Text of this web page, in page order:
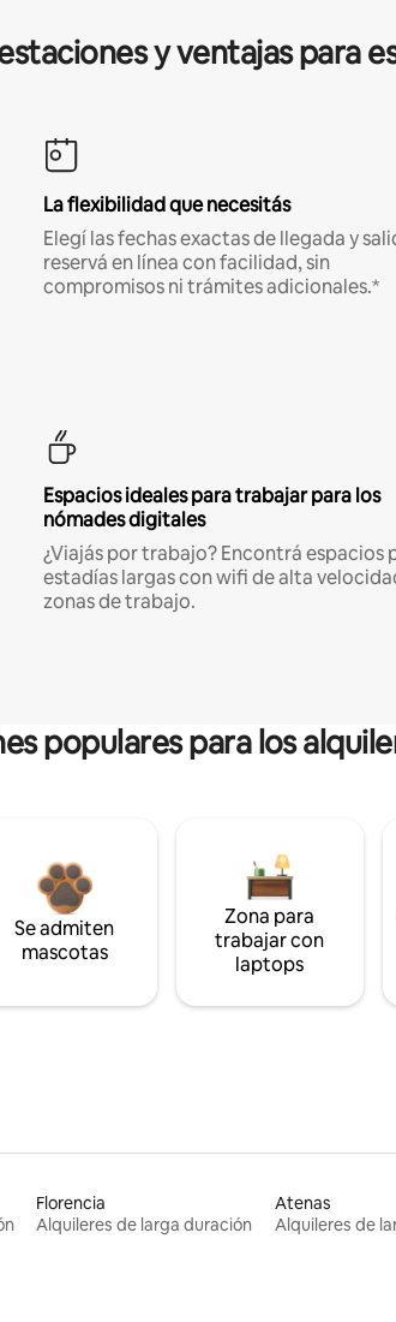
y ventajas para
La flexibilidad que necesitás
Elegí las fechas exactas de llegada y
reservá en línea con facilidad, sin
compromisos ni trámites adicionales.*
Espacios ideales para trabajar para los
nómades digitales
¿Viajás por trabajo? Encontrá espacios
estadías largas con wifi de alta
zonas de trabajo.
populares para los
Se admiten
mascotas
Zona para
trabajar con
laptops
Florencia
Alquileres de larga duración
Atenas
Alquileres de